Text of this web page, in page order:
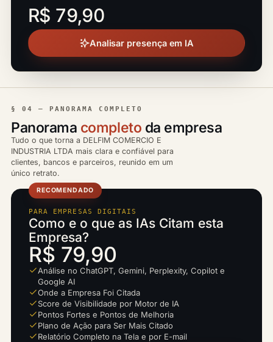
R$ 79,90
Analisar presença em IA
§ 04 — PANORAMA COMPLETO
Panorama completo da empresa
Tudo o que torna a DELFIM COMERCIO E
INDUSTRIA LTDA mais clara e confiável para
clientes, bancos e parceiros, reunido em um
único retrato.
RECOMENDADO
PARA EMPRESAS DIGITAIS
Como e o que as IAs Citam esta
Empresa?
R$ 79,90
Análise no ChatGPT, Gemini, Perplexity, Copilot e
Google AI
Onde a Empresa Foi Citada
Score de Visibilidade por Motor de IA
Pontos Fortes e Pontos de Melhoria
Plano de Ação para Ser Mais Citado
Relatório Completo na Tela e por E-mail